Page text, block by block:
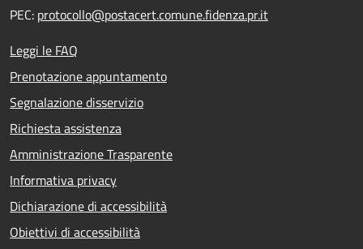
PEC: protocollo@postacert.comune.fidenza.pr.it
Leggi le FAQ
Prenotazione appuntamento
Segnalazione disservizio
Richiesta assistenza
Amministrazione Trasparente
Informativa privacy
Dichiarazione di accessibilità
Obiettivi di accessibilità